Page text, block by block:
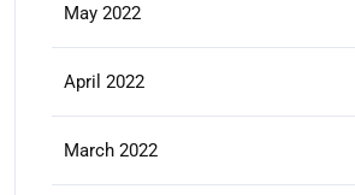
May 2022
April 2022
March 2022